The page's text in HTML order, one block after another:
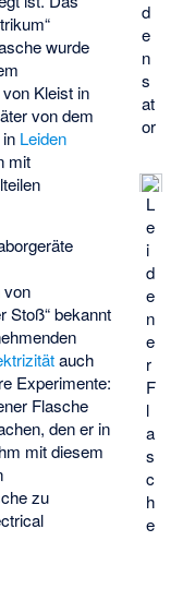
d
e
n
s
at
or
L
e
i
d
e
n
e
r
F
l
a
s
c
h
e
wurde
Kleist in
von dem
in Leiden
mit
von
Stoß“ bekannt
auch
Experimente:
Flasche
den er in
mit diesem
zu